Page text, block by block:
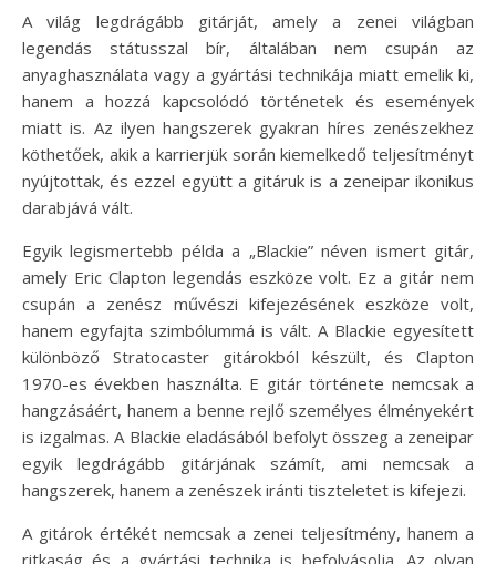
A világ legdrágább gitárját, amely a zenei világban
legendás státusszal bír, általában nem csupán az
anyaghasználata vagy a gyártási technikája miatt emelik ki,
hanem a hozzá kapcsolódó történetek és események
miatt is. Az ilyen hangszerek gyakran híres zenészekhez
köthetőek, akik a karrierjük során kiemelkedő teljesítményt
nyújtottak, és ezzel együtt a gitáruk is a zeneipar ikonikus
darabjává vált.
Egyik legismertebb példa a „Blackie” néven ismert gitár,
amely Eric Clapton legendás eszköze volt. Ez a gitár nem
csupán a zenész művészi kifejezésének eszköze volt,
hanem egyfajta szimbólummá is vált. A Blackie egyesített
különböző Stratocaster gitárokból készült, és Clapton
1970-es években használta. E gitár története nemcsak a
hangzásáért, hanem a benne rejlő személyes élményekért
is izgalmas. A Blackie eladásából befolyt összeg a zeneipar
egyik legdrágább gitárjának számít, ami nemcsak a
hangszerek, hanem a zenészek iránti tiszteletet is kifejezi.
A gitárok értékét nemcsak a zenei teljesítmény, hanem a
ritkaság és a gyártási technika is befolyásolja. Az olyan